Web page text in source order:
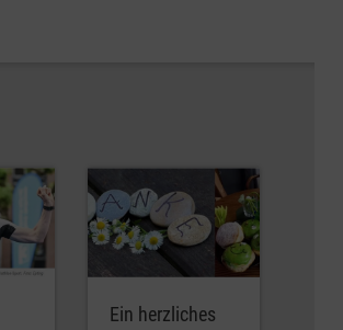
Ein herzliches